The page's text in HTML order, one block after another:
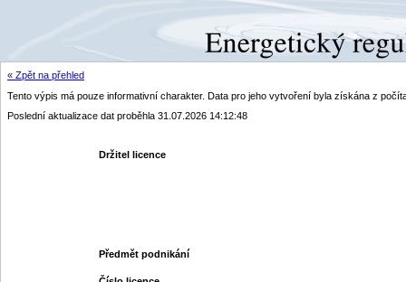
« Zpět na přehled
Tento výpis má pouze informativní charakter. Data pro jeho vytvoření byla získána z
Poslední aktualizace dat proběhla 31.07.2026 14:12:48
Držitel licence
Předmět podnikání